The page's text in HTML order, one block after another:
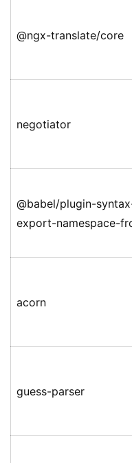
@ngx-translate/core
negotiator
@babel/plugin-
export-namespace-
acorn
guess-parser